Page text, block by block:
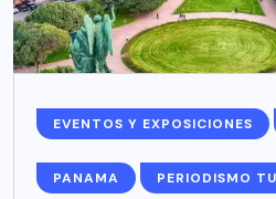
EVENTOS Y EXPOSICIONES
PANAMA PERIODISMO